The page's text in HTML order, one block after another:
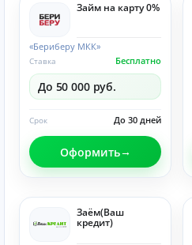
Займ на карту 0%
«Бериберу МКК»
Бесплатно
Ставка
До 50 000 руб.
До 30 дней
Срок
Оформить
Заём(Ваш
кредит)